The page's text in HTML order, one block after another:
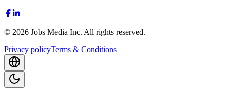
© 2026 Jobs Media Inc. All rights reserved.
Privacy policyTerms & Conditions